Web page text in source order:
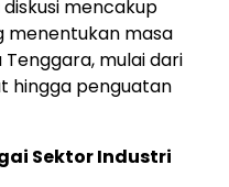
diskusi mencakup
menentukan masa
mulai dari
hingga penguatan
Sektor Industri